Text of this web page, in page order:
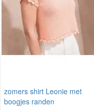
zomers shirt Leonie met
boogjes randen